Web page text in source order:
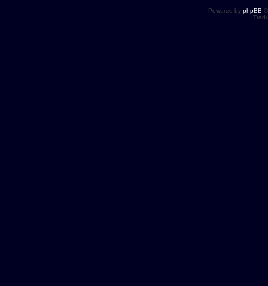
Powered by phpBB